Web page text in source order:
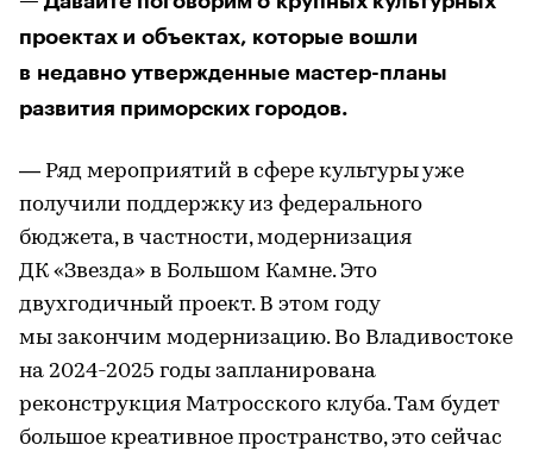
проектах и объектах, которые вошли
в недавно утвержденные мастер-планы
развития приморских городов.
— Ряд мероприятий в сфере культуры уже
получили поддержку из федерального
бюджета, в частности, модернизация
ДК «Звезда» в Большом Камне. Это
двухгодичный проект. В этом году
мы закончим модернизацию. Во Владивостоке
на 2024-2025 годы запланирована
реконструкция Матросского клуба. Там будет
большое креативное пространство, это сейчас